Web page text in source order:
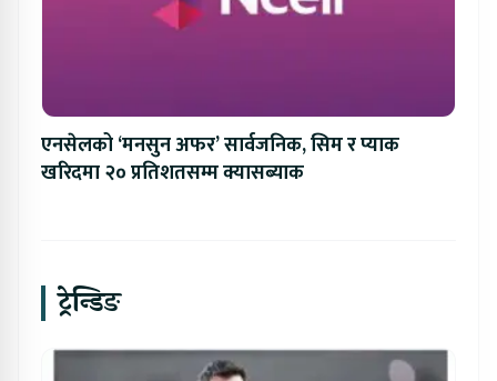
एनसेलको ‘मनसुन अफर’ सार्वजनिक, सिम र प्याक
खरिदमा २० प्रतिशतसम्म क्यासब्याक
ट्रेन्डिङ